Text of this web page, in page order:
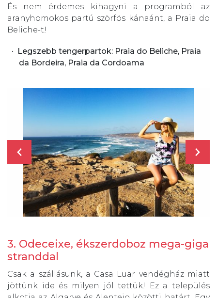
És nem érdemes kihagyni a programból az
aranyhomokos partú szörfös kánaánt, a Praia do
Beliche-t!
Legszebb tengerpartok: Praia do Beliche, Praia
da Bordeira, Praia da Cordoama
3. Odeceixe, ékszerdoboz mega-giga
stranddal
Csak a szállásunk, a Casa Luar vendégház miatt
jöttünk ide és milyen jól tettük! Ez a település